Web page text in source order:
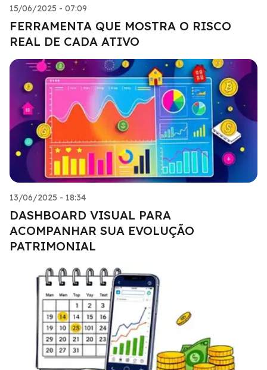
15/06/2025 - 07:09
FERRAMENTA QUE MOSTRA O RISCO
REAL DE CADA ATIVO
13/06/2025 - 18:34
DASHBOARD VISUAL PARA
ACOMPANHAR SUA EVOLUÇÃO
PATRIMONIAL